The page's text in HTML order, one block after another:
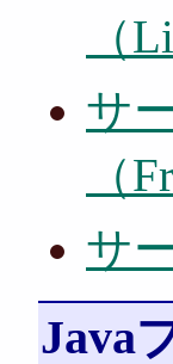
（
サ
（
サ
Java